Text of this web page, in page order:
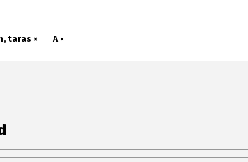
taras × A ×